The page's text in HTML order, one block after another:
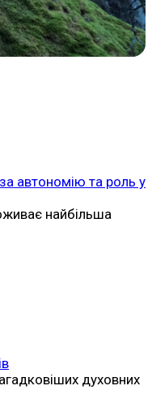
автономію та роль у
найбільша
духовних